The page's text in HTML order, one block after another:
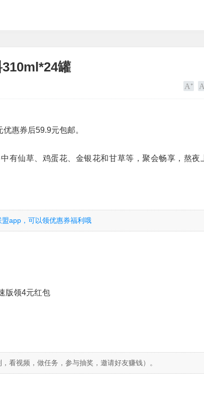
罐
惠券后59.9元包邮。
有仙草、鸡蛋花、金银花和甘草等，聚会畅享，熬夜
app，可以领优惠券福利哦
版领4元红包
看视频，做任务，参与抽奖，邀请好友赚钱）。